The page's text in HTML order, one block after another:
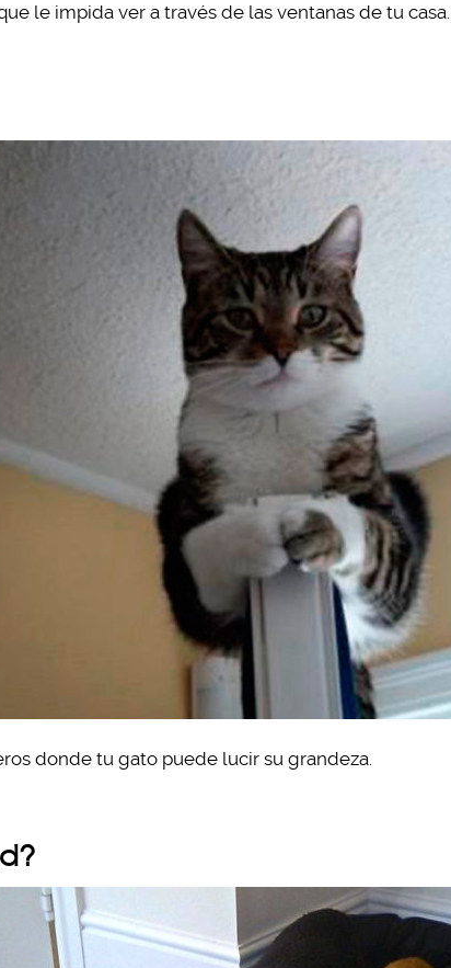
le impida ver a través de las ventanas de tu casa.
donde tu gato puede lucir su grandeza.